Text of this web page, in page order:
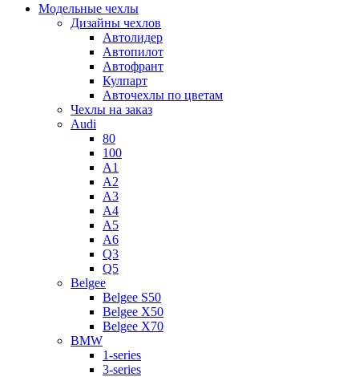
Модельные чехлы
Дизайны чехлов
Автолидер
Автопилот
Автофрант
Кулпарт
Авточехлы по цветам
Чехлы на заказ
Audi
80
100
A1
A2
A3
A4
A5
A6
Q3
Q5
Belgee
Belgee S50
Belgee X50
Belgee X70
BMW
1-series
3-series